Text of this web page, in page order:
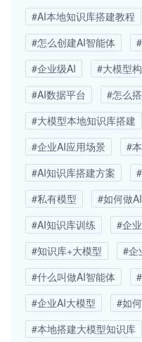
#AI本地知识库搭建教程
#怎么创建AI智能体
#企业级AI
#大模型
#AI数据平台
#怎么
#大模型本地知识库搭建
#企业AI应用场景
#
#AI知识库搭建方案
#私有模型
#如何做
#AI知识库训练
#企
#知识库+大模型
#企
#什么叫做AI智能体
#企业AI大模型
#如
#本地搭建大模型知识库